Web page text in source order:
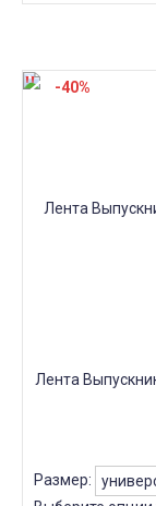
Лента
Размер:
-40%